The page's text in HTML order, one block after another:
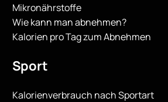
Mikronährstoffe
Wie kann man abnehmen?
Kalorien pro Tag zum Abnehmen
Sport
Kalorienverbrauch nach Sportart